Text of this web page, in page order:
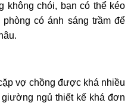
không chói, bạn có thể kéo
có ánh sáng trầm để
vợ chồng được khá nhiều
ngủ thiết kế khá đơn